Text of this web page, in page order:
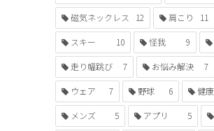
磁気ネックレス 12 肩こり 11
スキー 10 怪我 9
走り幅跳び 7 お悩み解決 7
ウェア 7 野球 6 健
メンズ 5 アプリ 5